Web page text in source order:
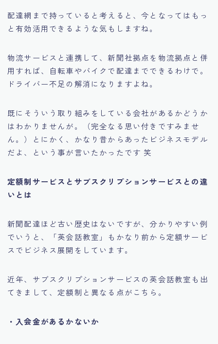
配達網まで持っていると考えると、今となってはもっ
と有効活用できるような気もしますね。
物流サービスと連携して、新聞社拠点を物流拠点と併
用すれば、自転車やバイクで配達までできるわけで。
ドライバー不足の解消になりますよね。
既にそういう取り組みをしている会社があるかどうか
はわかりませんが。（完全なる思い付きですみませ
ん。）とにかく、かなり昔からあったビジネスモデル
だよ、という事が言いたかったです 笑
定額制サービスとサブスクリプションサービスとの違
いとは
新聞配達ほど古い歴史はないですが、分かりやすい例
でいうと、「英会話教室」もかなり前から定額サービ
スでビジネス展開をしています。
近年、サブスクリプションサービスの英会話教室も出
てきまして、定額制と異なる点がこちら。
・入会金があるかないか